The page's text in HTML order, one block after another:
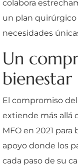
colabora
un plan quirúrgico
necesidades
Un
bienestar
El compromiso
extiende más allá
MFO en 2021
apoyo donde los
cada paso de su